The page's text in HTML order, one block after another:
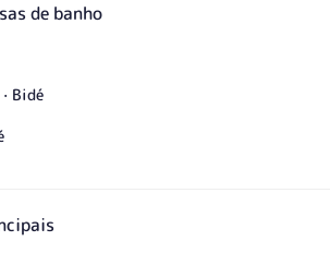
de banho
· Bidé